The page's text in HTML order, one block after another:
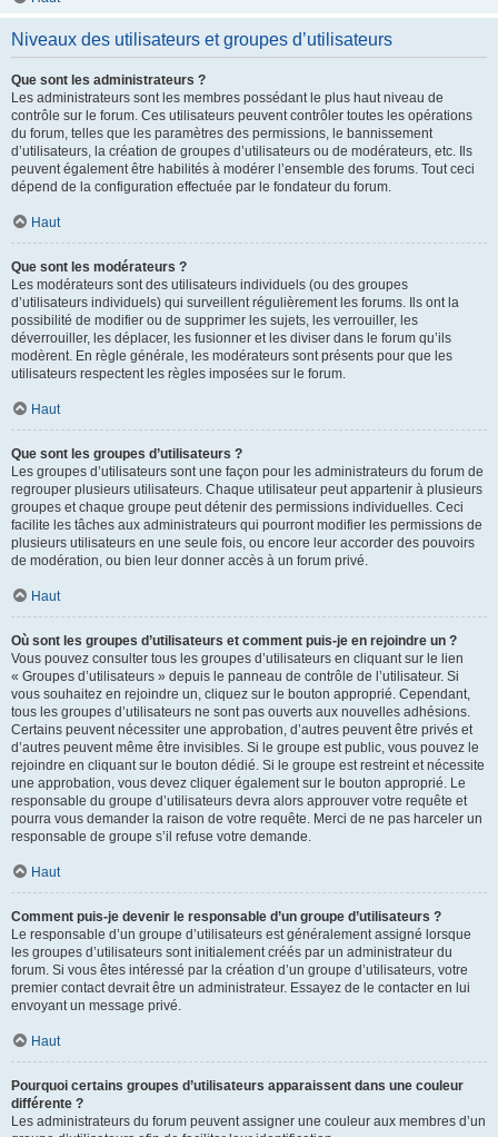
Niveaux des utilisateurs et groupes d’utilisateurs
Que sont les administrateurs ?
Les administrateurs sont les membres possédant le plus haut niveau de
contrôle sur le forum. Ces utilisateurs peuvent contrôler toutes les opérations
du forum, telles que les paramètres des permissions, le bannissement
d’utilisateurs, la création de groupes d’utilisateurs ou de modérateurs, etc. Ils
peuvent également être habilités à modérer l’ensemble des forums. Tout ceci
dépend de la configuration effectuée par le fondateur du forum.
Haut
Que sont les modérateurs ?
Les modérateurs sont des utilisateurs individuels (ou des groupes
d’utilisateurs individuels) qui surveillent régulièrement les forums. Ils ont la
possibilité de modifier ou de supprimer les sujets, les verrouiller, les
déverrouiller, les déplacer, les fusionner et les diviser dans le forum qu’ils
modèrent. En règle générale, les modérateurs sont présents pour que les
utilisateurs respectent les règles imposées sur le forum.
Haut
Que sont les groupes d’utilisateurs ?
Les groupes d’utilisateurs sont une façon pour les administrateurs du forum de
regrouper plusieurs utilisateurs. Chaque utilisateur peut appartenir à plusieurs
groupes et chaque groupe peut détenir des permissions individuelles. Ceci
facilite les tâches aux administrateurs qui pourront modifier les permissions de
plusieurs utilisateurs en une seule fois, ou encore leur accorder des pouvoirs
de modération, ou bien leur donner accès à un forum privé.
Haut
Où sont les groupes d’utilisateurs et comment puis-je en rejoindre un ?
Vous pouvez consulter tous les groupes d’utilisateurs en cliquant sur le lien
« Groupes d’utilisateurs » depuis le panneau de contrôle de l’utilisateur. Si
vous souhaitez en rejoindre un, cliquez sur le bouton approprié. Cependant,
tous les groupes d’utilisateurs ne sont pas ouverts aux nouvelles adhésions.
Certains peuvent nécessiter une approbation, d’autres peuvent être privés et
d’autres peuvent même être invisibles. Si le groupe est public, vous pouvez le
rejoindre en cliquant sur le bouton dédié. Si le groupe est restreint et nécessite
une approbation, vous devez cliquer également sur le bouton approprié. Le
responsable du groupe d’utilisateurs devra alors approuver votre requête et
pourra vous demander la raison de votre requête. Merci de ne pas harceler un
responsable de groupe s’il refuse votre demande.
Haut
Comment puis-je devenir le responsable d’un groupe d’utilisateurs ?
Le responsable d’un groupe d’utilisateurs est généralement assigné lorsque
les groupes d’utilisateurs sont initialement créés par un administrateur du
forum. Si vous êtes intéressé par la création d’un groupe d’utilisateurs, votre
premier contact devrait être un administrateur. Essayez de le contacter en lui
envoyant un message privé.
Haut
Pourquoi certains groupes d’utilisateurs apparaissent dans une couleur
différente ?
Les administrateurs du forum peuvent assigner une couleur aux membres d’un